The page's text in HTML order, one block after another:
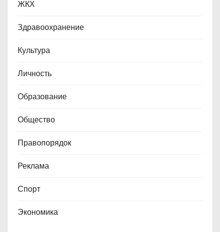
ЖКХ
Здравоохранение
Культура
Личность
Образование
Общество
Правопорядок
Реклама
Спорт
Экономика